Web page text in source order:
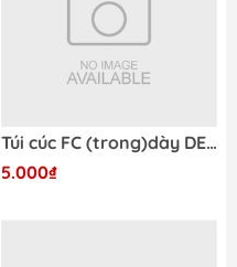
Túi cúc FC (trong)dày DELI EF704-VN
5.000₫